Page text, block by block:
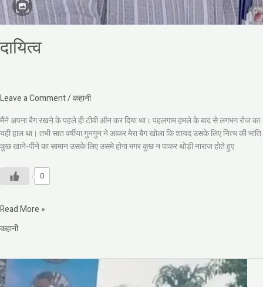
दायित्व
Leave a Comment/कहानी
मैंने अपना बैग रखने के पहले ही टीवी ऑन कर दिया था। पहलगाम हमले के बाद से लगभग रोज का
यही हाल था। तभी सात वर्षीया गुनगुन ने आकर मेरा बैग खोला कि शायद उसके लिए नित्य की भांति
कुछ खाने-पीने का सामान उसके लिए उसमे होगा मगर कुछ न पाकर थोड़ी नाराज होते हुए
0
Read More »
कहानी
डॉ
सत्येन्द्र